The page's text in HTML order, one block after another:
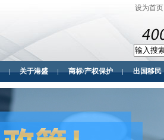
设为首页
关于港盛 商标/产权保护 出国移民